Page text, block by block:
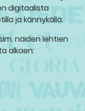
digitaalista
ja kännykällä.
näiden lehtien
alkaen: